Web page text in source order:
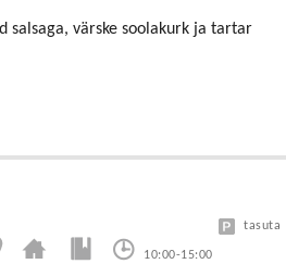
salsaga, värske soolakurk ja tartar
10:00-15:00
tasuta